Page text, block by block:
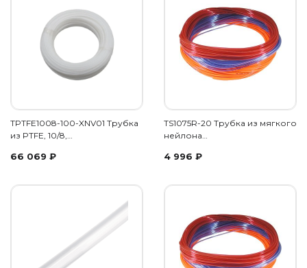
TPTFE1008-100-XNV01 Трубка
из PTFE, 10/8,…
66 069 ₽
TS1075R-20 Трубка из мягкого
нейлона…
4 996 ₽